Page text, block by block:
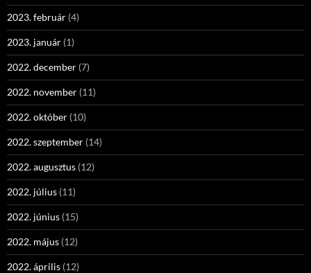
2023. február (4)
2023. január (1)
2022. december (7)
2022. november (11)
2022. október (10)
2022. szeptember (14)
2022. augusztus (12)
2022. július (11)
2022. június (15)
2022. május (12)
2022. április (12)